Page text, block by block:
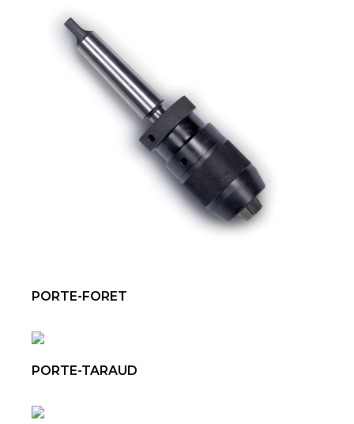
PORTE-FORET
PORTE-TARAUD